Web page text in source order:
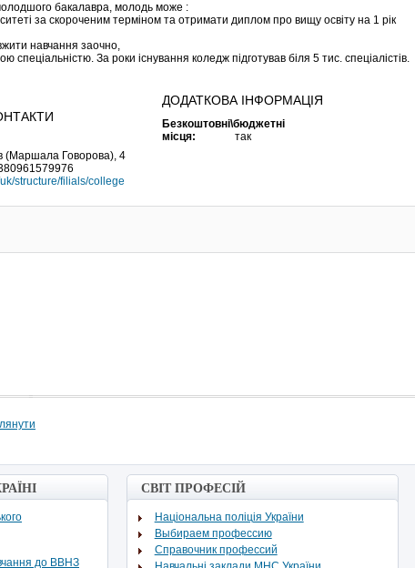
бакалавра, молодь може :
за скороченим терміном та отримати диплом про вищу освіту на 1 рік
навчання заочно,
спеціальністю. За роки існування коледж підготував біля 5 тис. спеціалістів.
(Маршала Говорова), 4
structure/filials/college
ДОДАТКОВА ІНФОРМАЦІЯ
Безкоштовні\бюджетні
місця:
так
до ВВНЗ
СВІТ ПРОФЕСІЙ
Національна поліція України
Выбираем профессию
Cправочник профессий